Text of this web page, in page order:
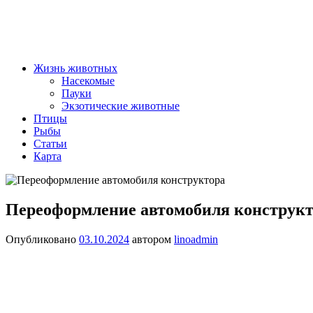
Жизнь животных
Насекомые
Пауки
Экзотические животные
Птицы
Рыбы
Статьи
Карта
Переоформление автомобиля
Опубликовано 03.10.2024 автором linoadmin